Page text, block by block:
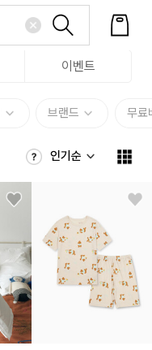
이벤트
브랜드 무료
인기순